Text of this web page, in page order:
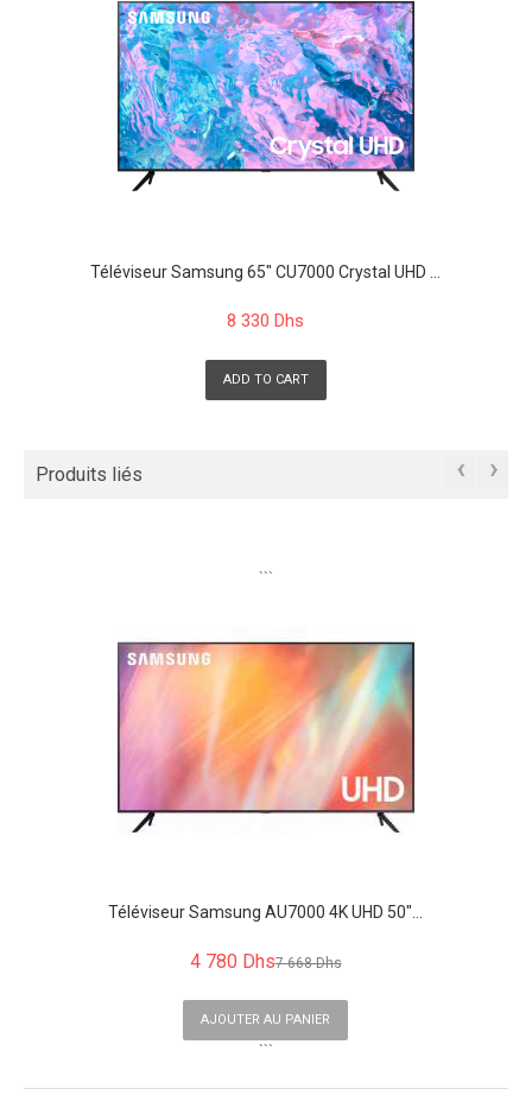
Téléviseur Samsung 65" CU7000 Crystal UHD ...
8 330 Dhs
ADD TO CART
Produits liés ‹ ›
```
Téléviseur Samsung AU7000 4K UHD 50"...
4 780 Dhs7 668 Dhs
AJOUTER AU PANIER
```